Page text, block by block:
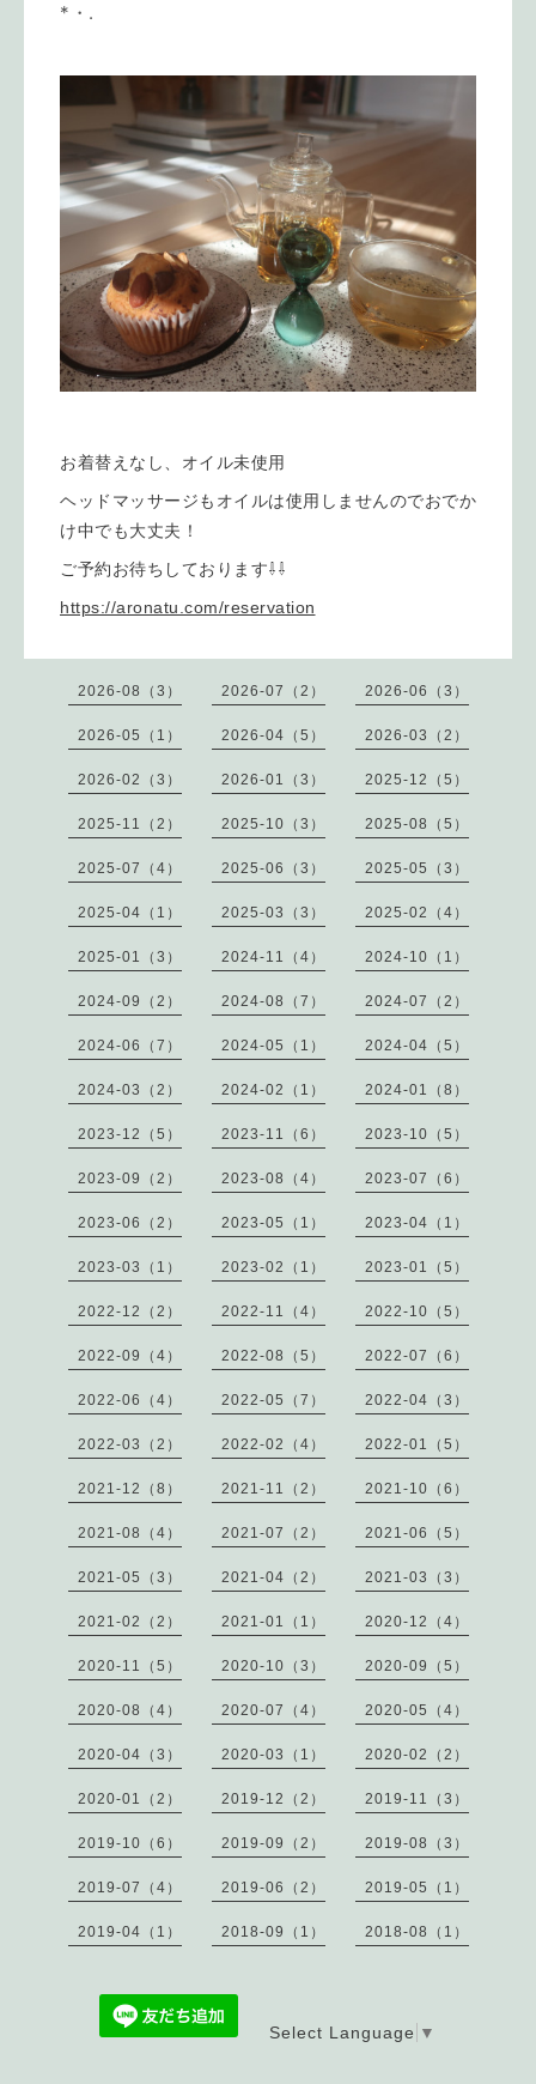
*・.
お着替えなし、オイル未使用
ヘッドマッサージもオイルは使用しませんのでおでか
け中でも大丈夫！
ご予約お待ちしております⇩⇩
https://aronatu.com/reservation
2026-08（3） 2026-07（2） 2026-06（3）
2026-05（1） 2026-04（5） 2026-03（2）
2026-02（3） 2026-01（3） 2025-12（5）
2025-11（2） 2025-10（3） 2025-08（5）
2025-07（4） 2025-06（3） 2025-05（3）
2025-04（1） 2025-03（3） 2025-02（4）
2025-01（3） 2024-11（4） 2024-10（1）
2024-09（2） 2024-08（7） 2024-07（2）
2024-06（7） 2024-05（1） 2024-04（5）
2024-03（2） 2024-02（1） 2024-01（8）
2023-12（5） 2023-11（6） 2023-10（5）
2023-09（2） 2023-08（4） 2023-07（6）
2023-06（2） 2023-05（1） 2023-04（1）
2023-03（1） 2023-02（1） 2023-01（5）
2022-12（2） 2022-11（4） 2022-10（5）
2022-09（4） 2022-08（5） 2022-07（6）
2022-06（4） 2022-05（7） 2022-04（3）
2022-03（2） 2022-02（4） 2022-01（5）
2021-12（8） 2021-11（2） 2021-10（6）
2021-08（4） 2021-07（2） 2021-06（5）
2021-05（3） 2021-04（2） 2021-03（3）
2021-02（2） 2021-01（1） 2020-12（4）
2020-11（5） 2020-10（3） 2020-09（5）
2020-08（4） 2020-07（4） 2020-05（4）
2020-04（3） 2020-03（1） 2020-02（2）
2020-01（2） 2019-12（2） 2019-11（3）
2019-10（6） 2019-09（2） 2019-08（3）
2019-07（4） 2019-06（2） 2019-05（1）
2019-04（1） 2018-09（1） 2018-08（1）
Select Language ▼